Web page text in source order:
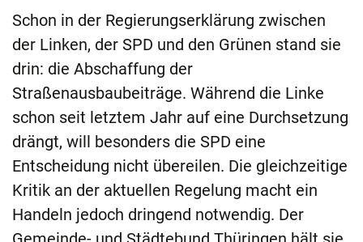
Schon in der Regierungserklärung zwischen
der Linken, der SPD und den Grünen stand sie
drin: die Abschaffung der
Straßenausbaubeiträge. Während die Linke
schon seit letztem Jahr auf eine Durchsetzung
drängt, will besonders die SPD eine
Entscheidung nicht übereilen. Die gleichzeitige
Kritik an der aktuellen Regelung macht ein
Handeln jedoch dringend notwendig. Der